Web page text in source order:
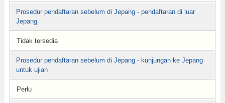
Prosedur pendaftaran sebelum di Jepang - pendaftaran di luar
Jepang
Tidak tersedia
Prosedur pendaftaran sebelum di Jepang - kunjungan ke Jepang
untuk ujian
Perlu